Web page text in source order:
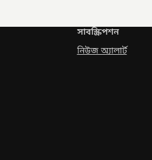
সাবস্ক্রিপশন
নিউজ অ্যালার্ট